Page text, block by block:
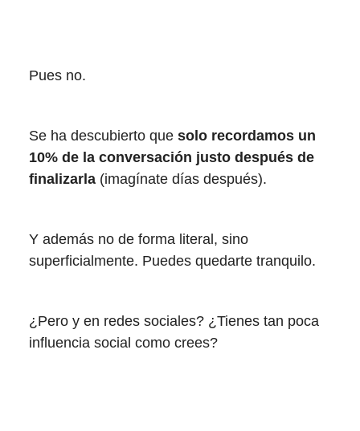
Pues no.
Se ha descubierto que solo recordamos un
10% de la conversación justo después de
finalizarla (imagínate días después).
Y además no de forma literal, sino
superficialmente. Puedes quedarte tranquilo.
¿Pero y en redes sociales? ¿Tienes tan poca
influencia social como crees?